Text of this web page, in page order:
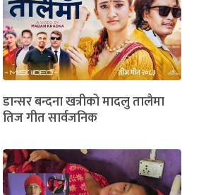
डान्सर बन्दना खत्रीको मादलु तालैमा
तिज गीत सार्वजनिक